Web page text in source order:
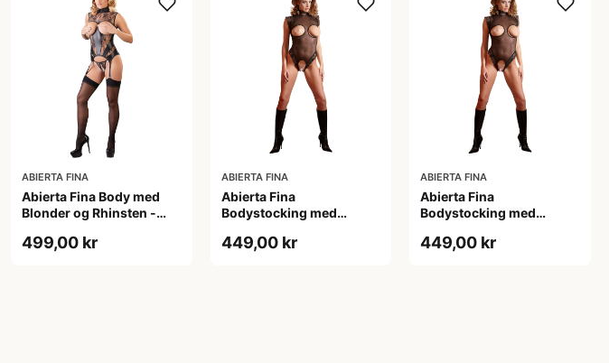
ABIERTA FINA
Abierta Fina Body med
Blonder og Rhinsten -
499,00 kr
ABIERTA FINA
Abierta Fina
Bodystocking med
449,00 kr
ABIERTA FINA
Abierta Fina
Bodystocking med
449,00 kr